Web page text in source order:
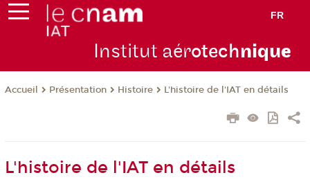
FR
Institut aérotechnique
Accueil Présentation Histoire L'histoire de l'IAT en détails
L'histoire de l'IAT en détails